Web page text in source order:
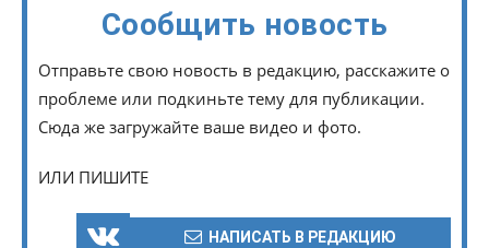
Сообщить новость
Отправьте свою новость в редакцию, расскажите о
проблеме или подкиньте тему для публикации.
Сюда же загружайте ваше видео и фото.
ИЛИ ПИШИТЕ
НАПИСАТЬ В РЕДАКЦИЮ